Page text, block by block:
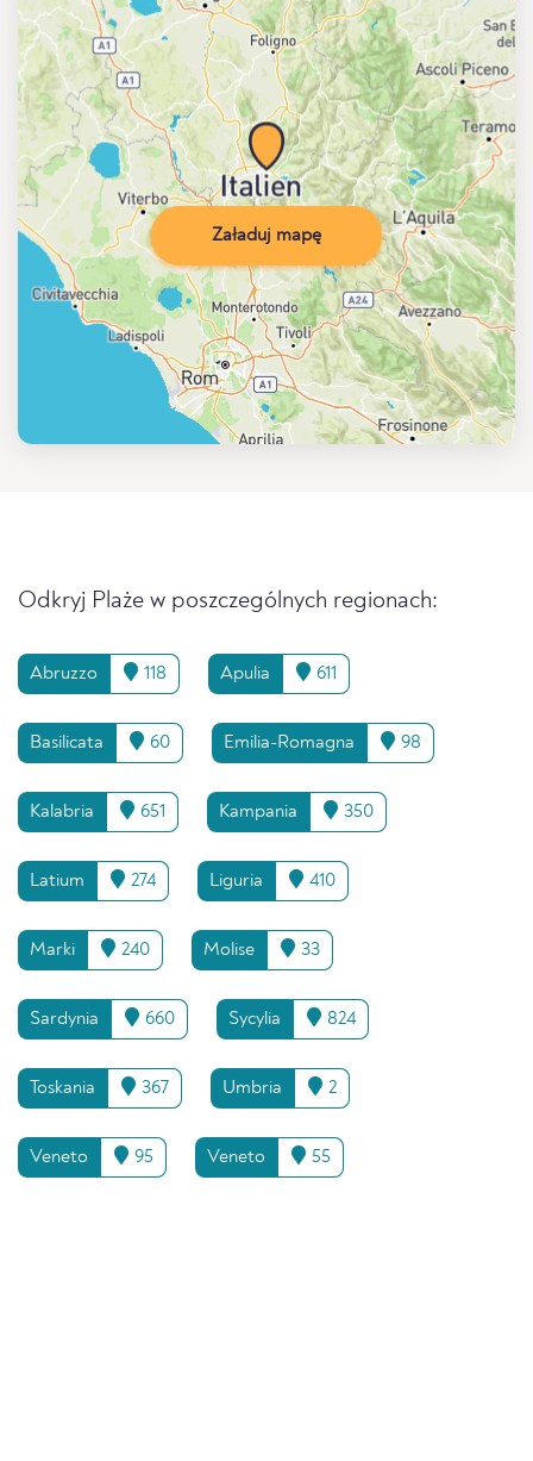
Załaduj mapę
Odkryj Plaże w poszczególnych regionach:
Abruzzo 118 Apulia 611
Basilicata 60 Emilia-Romagna 98
Kalabria 651 Kampania 350
Latium 274 Liguria 410
Marki 240 Molise 33
Sardynia 660 Sycylia 824
Toskania 367 Umbria 2
Veneto 95 Veneto 55